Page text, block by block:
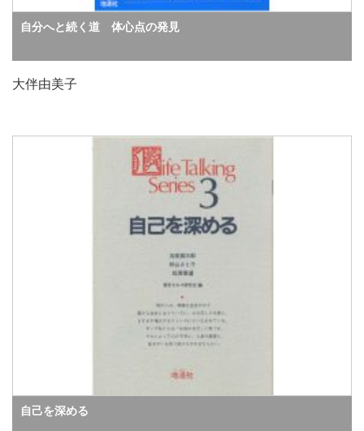
自分へと続く道 体心点の発見
大伴由美子
自己を深める